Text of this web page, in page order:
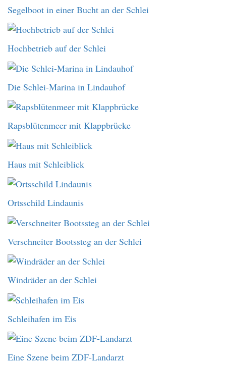
Segelboot in einer Bucht an der Schlei
Hochbetrieb auf der Schlei
Die Schlei-Marina in Lindauhof
Rapsblütenmeer mit Klappbrücke
Haus mit Schleiblick
Ortsschild Lindaunis
Verschneiter Bootssteg an der Schlei
Windräder an der Schlei
Schleihafen im Eis
Eine Szene beim ZDF-Landarzt